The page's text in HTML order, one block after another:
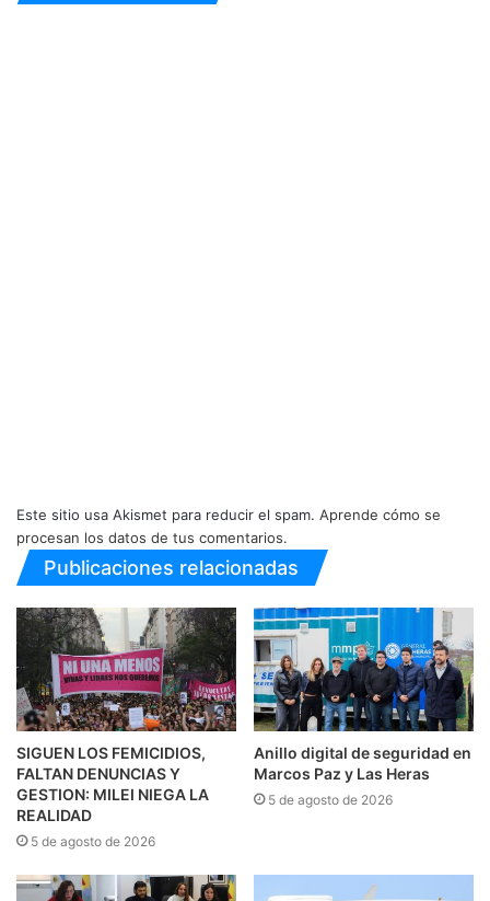
Este sitio usa Akismet para reducir el spam. Aprende cómo se
procesan los datos de tus comentarios.
Publicaciones relacionadas
SIGUEN LOS FEMICIDIOS,
FALTAN DENUNCIAS Y
GESTION: MILEI NIEGA LA
REALIDAD
5 de agosto de 2026
Anillo digital de seguridad en
Marcos Paz y Las Heras
5 de agosto de 2026